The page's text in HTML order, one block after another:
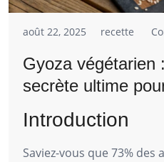
août 22, 2025 recette
Gyoza végétarien
secrète ultime
Introduction
Saviez-vous que 73% des